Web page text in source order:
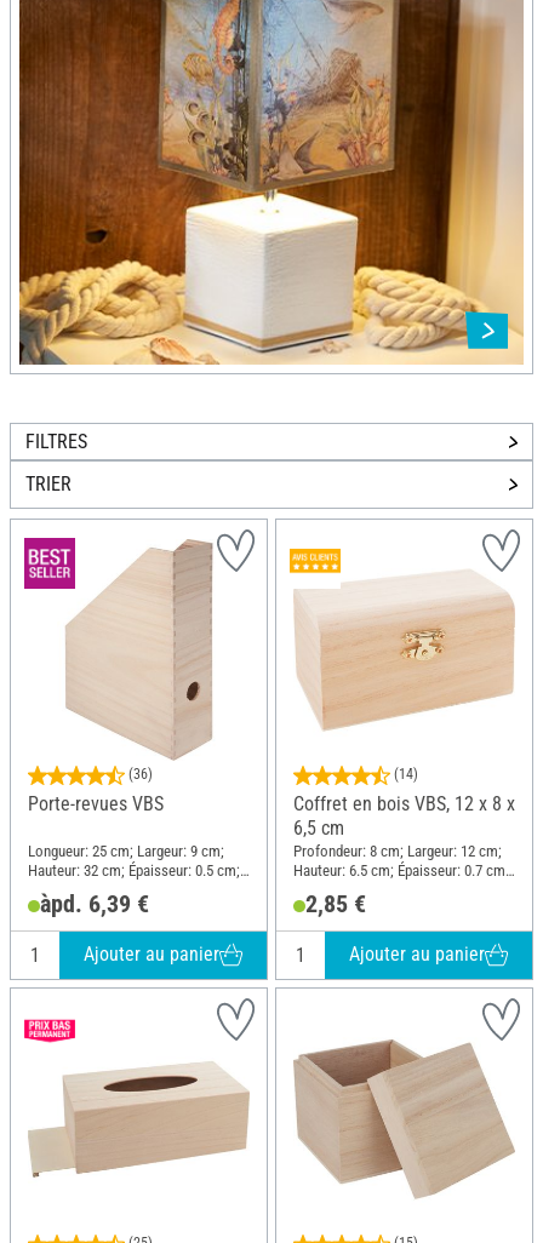
FILTRES
TRIER
(36)
Porte-revues VBS
Longueur: 25 cm; Largeur: 9 cm;
Hauteur: 32 cm; Épaisseur: 0.5 cm;
Matériau: Bois brut
àpd. 6,39 €
Ajouter au panier
(14)
Coffret en bois VBS, 12 x 8 x
6,5 cm
Profondeur: 8 cm; Largeur: 12 cm;
Hauteur: 6.5 cm; Épaisseur: 0.7 cm;
2,85 €
Ajouter au panier